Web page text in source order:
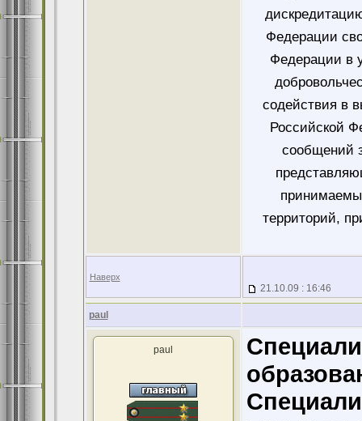
Федерации
Федерации в
содействия в
Российской
сообщений
территорий,
Наверх
21.10.09 : 16:46
paul
paul